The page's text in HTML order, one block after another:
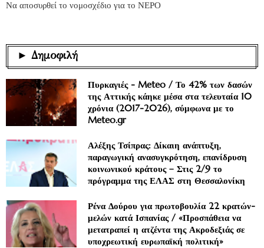
Να αποσυρθεί το νομοσχέδιο για το ΝΕΡΟ
► Δημοφιλή
Πυρκαγιές - Meteo / Το 42% των δασών
της Αττικής κάηκε μέσα στα τελευταία 10
χρόνια (2017-2026), σύμφωνα με το
Meteo.gr
Αλέξης Τσίπρας: Δίκαιη ανάπτυξη,
παραγωγική ανασυγκρότηση, επανίδρυση
κοινωνικού κράτους – Στις 2/9 το
πρόγραμμα της ΕΛΑΣ στη Θεσσαλονίκη
Ρένα Δούρου για πρωτοβουλία 22 κρατών-
μελών κατά Ισπανίας / «Προσπάθεια να
μετατραπεί η ατζέντα της Ακροδεξιάς σε
υποχρεωτική ευρωπαϊκή πολιτική»